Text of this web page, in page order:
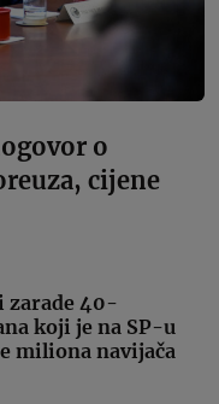
o
cijene
zarade 40-
koji je na SP-u
miliona navijača